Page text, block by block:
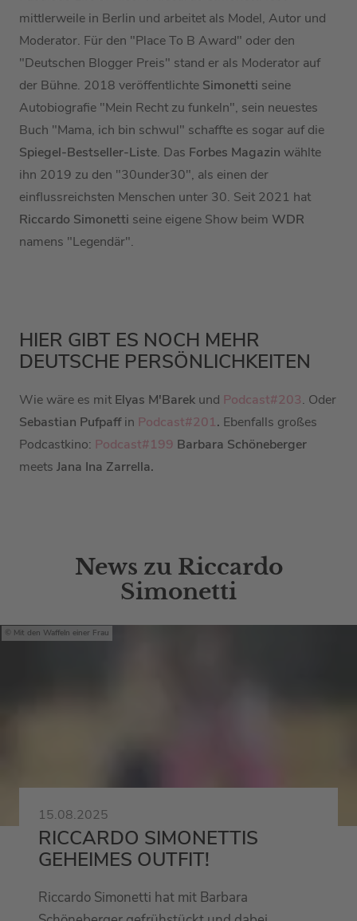
mittlerweile in Berlin und arbeitet als Model, Autor und
Moderator. Für den "Place To B Award" oder den
"Deutschen Blogger Preis" stand er als Moderator auf
der Bühne. 2018 veröffentlichte Simonetti seine
Autobiografie "Mein Recht zu funkeln", sein neuestes
Buch "Mama, ich bin schwul" schaffte es sogar auf die
Spiegel-Bestseller-Liste. Das Forbes Magazin wählte
ihn 2019 zu den "30under30", als einen der
einflussreichsten Menschen unter 30. Seit 2021 hat
Riccardo Simonetti seine eigene Show beim WDR
namens "Legendär".
HIER GIBT ES NOCH MEHR
DEUTSCHE PERSÖNLICHKEITEN
Wie wäre es mit Elyas M'Barek und Podcast#203. Oder
Sebastian Pufpaffin Podcast#201. Ebenfalls großes
Podcastkino: Podcast#199 Barbara Schöneberger
meets Jana Ina Zarrella.
News zu Riccardo
Simonetti
Mit den Waffeln einer Frau
15.08.2025
RICCARDO SIMONETTIS
GEHEIMES OUTFIT!
Riccardo Simonetti hat mit Barbara